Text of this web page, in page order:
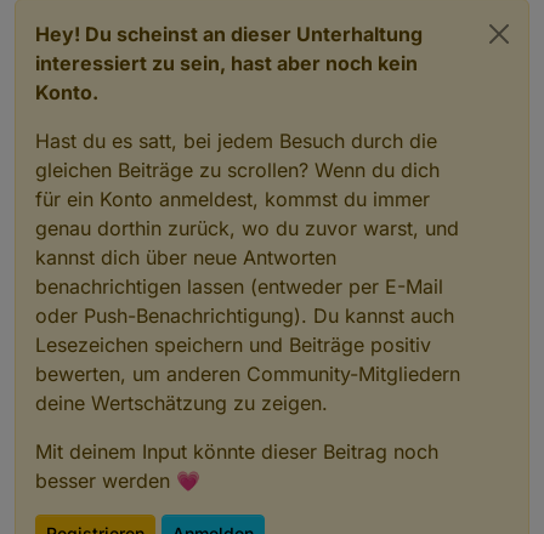
Hey! Du scheinst an dieser Unterhaltung
interessiert zu sein, hast aber noch kein
Konto.
Hast du es satt, bei jedem Besuch durch die
gleichen Beiträge zu scrollen? Wenn du dich
für ein Konto anmeldest, kommst du immer
genau dorthin zurück, wo du zuvor warst, und
kannst dich über neue Antworten
benachrichtigen lassen (entweder per E-Mail
oder Push-Benachrichtigung). Du kannst auch
Lesezeichen speichern und Beiträge positiv
bewerten, um anderen Community-Mitgliedern
deine Wertschätzung zu zeigen.
Mit deinem Input könnte dieser Beitrag noch
besser werden 💗